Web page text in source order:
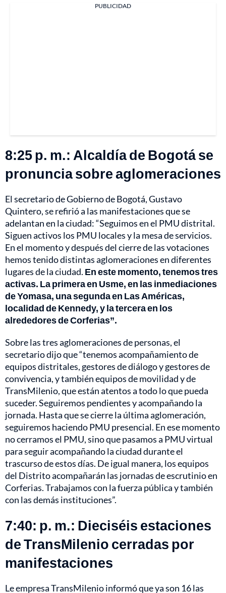
PUBLICIDAD
8:25 p. m.: Alcaldía de Bogotá se
pronuncia sobre aglomeraciones
El secretario de Gobierno de Bogotá, Gustavo
Quintero, se refirió a las manifestaciones que se
adelantan en la ciudad: “Seguimos en el PMU distrital.
Siguen activos los PMU locales y la mesa de servicios.
En el momento y después del cierre de las votaciones
hemos tenido distintas aglomeraciones en diferentes
lugares de la ciudad. En este momento, tenemos tres
activas. La primera en Usme, en las inmediaciones
de Yomasa, una segunda en Las Américas,
localidad de Kennedy, y la tercera en los
alrededores de Corferias”.
Sobre las tres aglomeraciones de personas, el
secretario dijo que “tenemos acompañamiento de
equipos distritales, gestores de diálogo y gestores de
convivencia, y también equipos de movilidad y de
TransMilenio, que están atentos a todo lo que pueda
suceder. Seguiremos pendientes y acompañando la
jornada. Hasta que se cierre la última aglomeración,
seguiremos haciendo PMU presencial. En ese momento
no cerramos el PMU, sino que pasamos a PMU virtual
para seguir acompañando la ciudad durante el
trascurso de estos días. De igual manera, los equipos
del Distrito acompañarán las jornadas de escrutinio en
Corferias. Trabajamos con la fuerza pública y también
con las demás instituciones”.
7:40: p. m.: Dieciséis estaciones
de TransMilenio cerradas por
manifestaciones
Le empresa TransMilenio informó que ya son 16 las